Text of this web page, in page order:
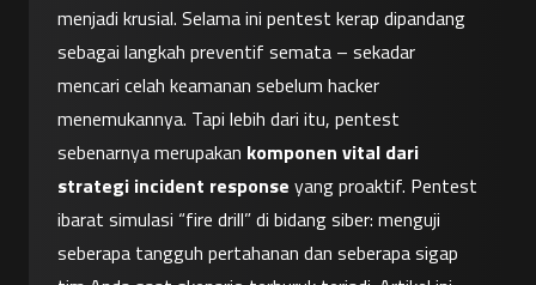
menjadi krusial. Selama ini pentest kerap dipandang
sebagai langkah preventif semata – sekadar
mencari celah keamanan sebelum hacker
menemukannya. Tapi lebih dari itu, pentest
sebenarnya merupakan komponen vital dari
strategi incident response yang proaktif. Pentest
ibarat simulasi “fire drill” di bidang siber: menguji
seberapa tangguh pertahanan dan seberapa sigap